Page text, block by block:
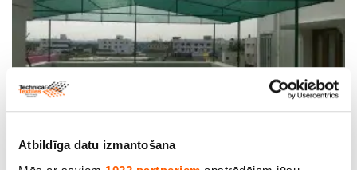
Atbildīga datu izmantošana
Ēnošanas tīkls (80%), pl.150cm, bl.90g/m². Cena